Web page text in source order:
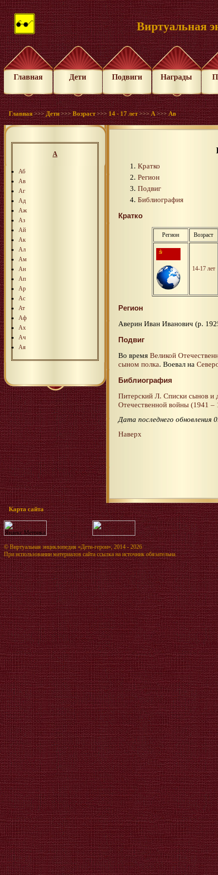
Виртуальная
Главная Дети Подвиги Награды
Главная >>>Дети >>>Возраст >>>14 - 17 лет >>>А >>>Ав
А
Аб
Ав
Аг
Ад
Аж
Аз
Ай
Ак
Ал
Ам
Ан
Ап
Ар
Ас
Ат
Аф
Ах
Ач
Ая
Кратко
Регион
Подвиг
Библиография
Кратко
Регион Возраст
14-17 лет
Регион
Аверин Иван Иванович (р.
Подвиг
Во время Великой
сыном полка. Воевал на
Библиография
Питерский Л. Списки сынов и
Отечественной войны (1941 –
Дата последнего обновления
Наверх
Карта сайта
©Виртуальная энциклопедия «Дети-герои», 2014 - 2026
При использовании материалов сайта ссылка на источник обязательна.